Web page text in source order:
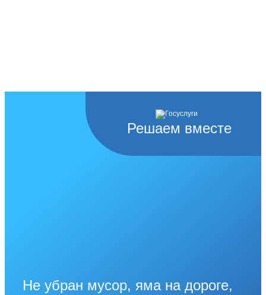
Решаем вместе
Не убран мусор, яма на дороге,